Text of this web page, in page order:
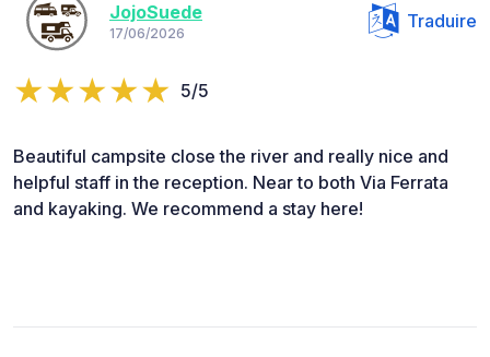
JojoSuede
17/06/2026
Traduire
5/5
Beautiful campsite close the river and really nice and
helpful staff in the reception. Near to both Via Ferrata
and kayaking. We recommend a stay here!